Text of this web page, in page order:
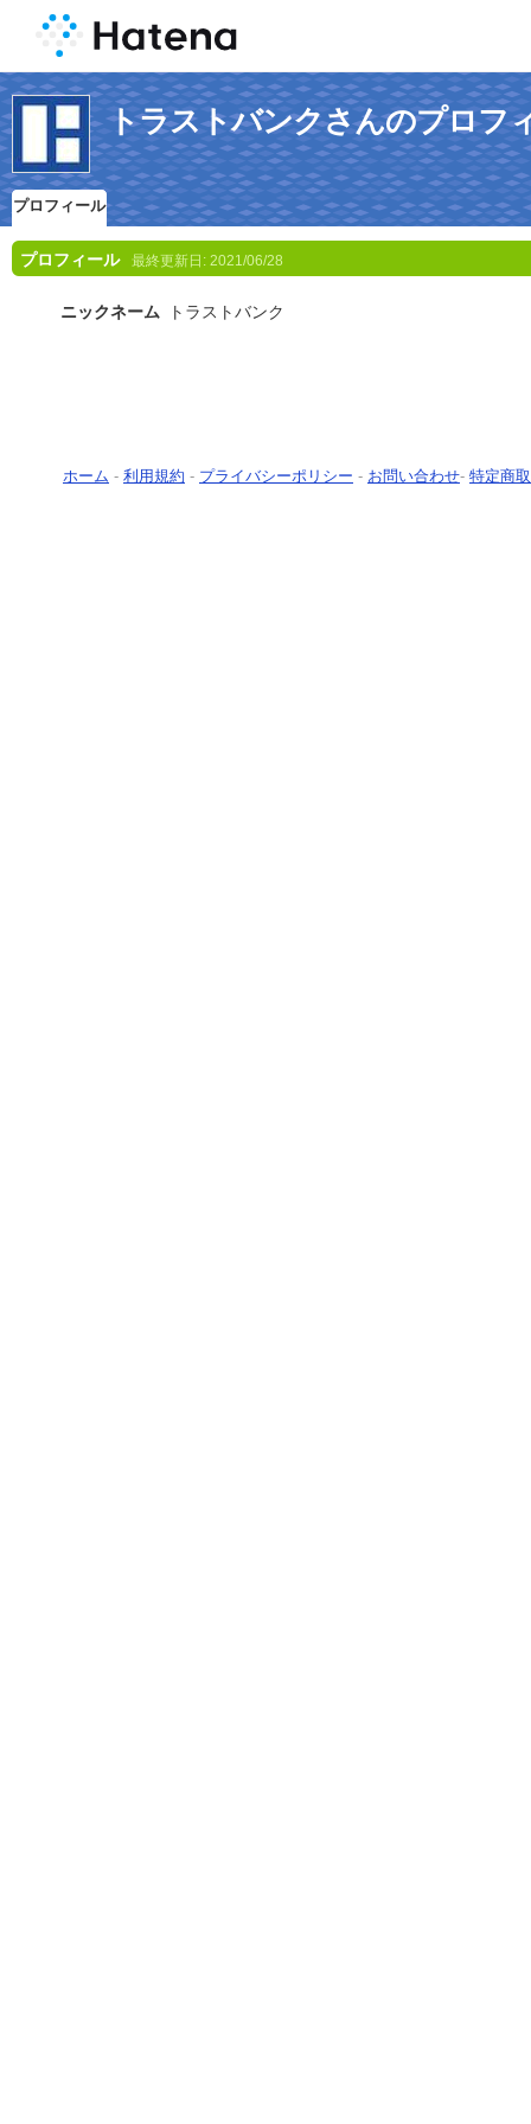
トラストバンクさんのプロフ
プロフィール
プロフィール 最終更新日: 2021/06/28
ニックネーム トラストバンク
ホーム - 利用規約 - プライバシーポリシー - お問い合わせ- 特定商